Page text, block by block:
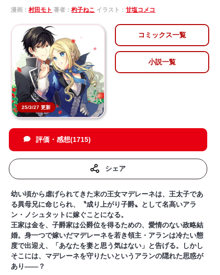
漫画：村田モト 著者：杓子ねこ イラスト：甘塩コメコ
25/3/27 更新
コミックス一覧
小説一覧
評価・感想(1715)
シェア
幼い頃から虐げられてきた末の王女マデレーネは、王太子であ
る異母兄に命じられ、〝成り上がり子爵〟として名高いアラ
ン・ノシュタットに嫁ぐことになる。
王家は金を、子爵家は公爵位を得るための、愛情のない政略結
婚。身一つで嫁いだマデレーネを若き領主・アランは冷たい態
度で出迎え、「あなたを妻と思う気はない」と告げる。しかし
そこには、マデレーネを守りたいというアランの隠れた思惑が
あり――？